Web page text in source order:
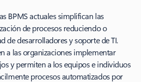
BPMS actuales simplifican las
de procesos reduciendo o
de desarrolladores y soporte de TI.
a las organizaciones implementar
y permiten a los equipos e individuos
procesos automatizados por